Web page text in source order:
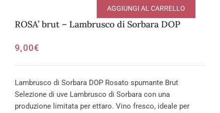
ROSA’ brut – Lambrusco di Sorbara DOP
9,00€
AGGIUNGI AL CARRELLO
Lambrusco di Sorbara DOP Rosato spumante Brut
Selezione di uve Lambrusco di Sorbara con una
produzione limitata per ettaro. Vino fresco, ideale per